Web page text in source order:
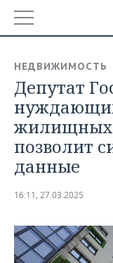
БАШКОРТОСТАН
ТАТАРСТАН
УДМУРТИЯ
НОВОСТИ
АНАЛИТИКА
НОВОСТИ
ДЕКЛАРАЦИИ О
ВУЗЫ
ЭКОНОМИКА
НОВОСТИ
БАНКИ
АГРОПРОМ
НОВОСТИ
АВТО
НЕДВИЖИМОСТЬ
Депутат
жилищных
позволит
данные
16:11, 27.03.2025